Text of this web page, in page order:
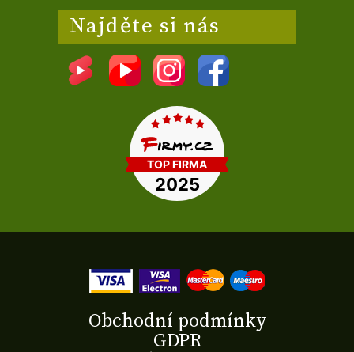
Najděte si nás
Obchodní podmínky
GDPR